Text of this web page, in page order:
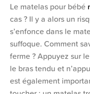
Le matelas pour bébé
cas ? Il y a alors un
s’enfonce dans le
suffoque. Comment
ferme ? Appuyez sur
le bras tendu et
est également